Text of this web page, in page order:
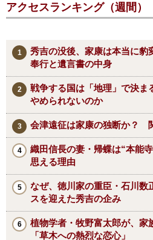
アクセスランキング（週間）
秀吉の没後、家康は本当に
奉行と遺言書の中身
戦争する国は「地理」で決ま
やめられないのか
会津遠征は家康の独断か？
織田信長の妻・帰蝶は“本能
思える理由
なぜ、徳川家の重臣・石川数
スを迎えた秀吉の企み
植物学者・牧野富太郎が、家
「草木への熱烈な恋心」